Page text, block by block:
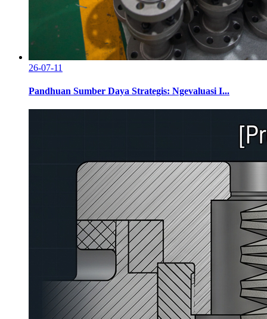
26-07-11
Pandhuan Sumber Daya Strategis: Ngevaluasi I...